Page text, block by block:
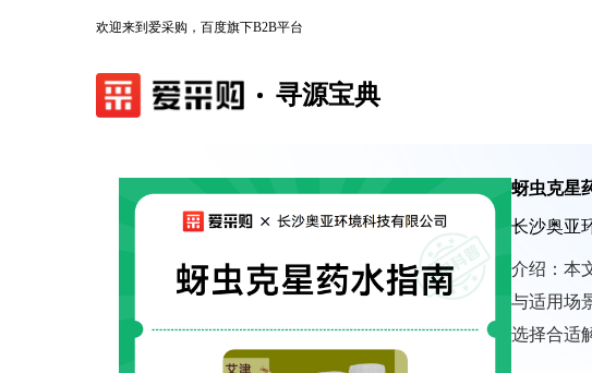
欢迎来到爱采购，百度旗下B2B平台
寻源宝典
蚜虫克星
长沙奥亚
介绍： 本
与适用场
选择合适